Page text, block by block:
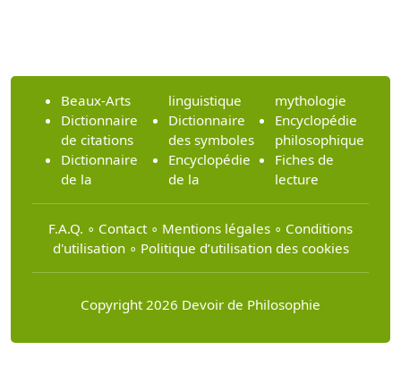
Beaux-Arts
Dictionnaire
de citations
Dictionnaire
de la
linguistique
Dictionnaire
des symboles
Encyclopédie
de la
mythologie
Encyclopédie
philosophique
Fiches de
lecture
F.A.Q. ∘ Contact∘ Mentions légales ∘ Conditions
d'utilisation∘ Politique d’utilisation des cookies
Copyright 2026 Devoir de Philosophie